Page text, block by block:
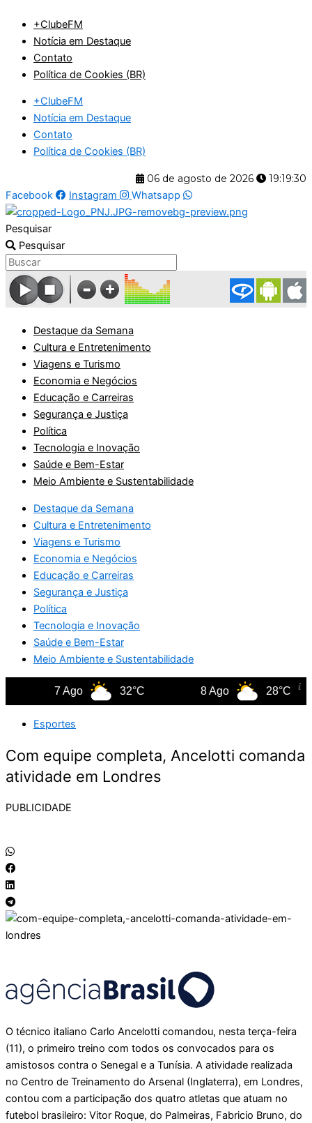
para
conteúdo
+ClubeFM
Notícia em Destaque
Contato
Política de Cookies (BR)
+ClubeFM
Notícia em Destaque
Contato
Política de Cookies (BR)
06 de agosto de 2026
19:19:31
Facebook
Instagram Whatsapp
Pesquisar
Pesquisar
Destaque da Semana
Cultura e Entretenimento
Viagens e Turismo
Economia e Negócios
Educação e Carreiras
Segurança e Justiça
Política
Tecnologia e Inovação
Saúde e Bem-Estar
Meio Ambiente e Sustentabilidade
Destaque da Semana
Cultura e Entretenimento
Viagens e Turismo
Economia e Negócios
Educação e Carreiras
Segurança e Justiça
Política
Tecnologia e Inovação
Saúde e Bem-Estar
Meio Ambiente e Sustentabilidade
7 Ago 32°C 8 Ago 28°C
Esportes
Com equipe completa, Ancelotti comanda
atividade em Londres
PUBLICIDADE
O técnico italiano Carlo Ancelotti comandou, nesta terça-feira
(11), o primeiro treino com todos os convocados para os
amistosos contra o Senegal e a Tunísia. A atividade realizada
no Centro de Treinamento do Arsenal (Inglaterra), em Londres,
contou com a participação dos quatro atletas que atuam no
futebol brasileiro: Vitor Roque, do Palmeiras, Fabricio Bruno, do